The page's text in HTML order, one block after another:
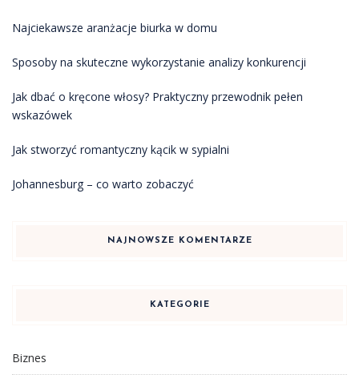
Najciekawsze aranżacje biurka w domu
Sposoby na skuteczne wykorzystanie analizy konkurencji
Jak dbać o kręcone włosy? Praktyczny przewodnik pełen
wskazówek
Jak stworzyć romantyczny kącik w sypialni
Johannesburg – co warto zobaczyć
NAJNOWSZE KOMENTARZE
KATEGORIE
Biznes